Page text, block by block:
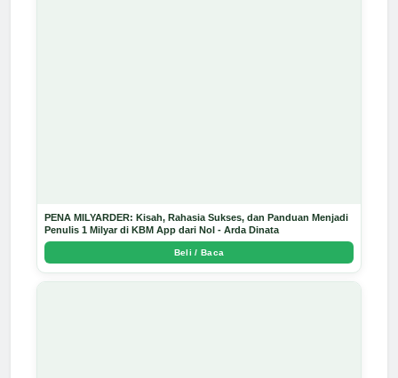
PENA MILYARDER: Kisah, Rahasia Sukses, dan Panduan Menjadi
Penulis 1 Milyar di KBM App dari Nol - Arda Dinata
Beli / Baca